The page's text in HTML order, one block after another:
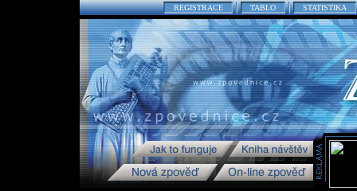
REGISTRACE TABLO STATISTIKA